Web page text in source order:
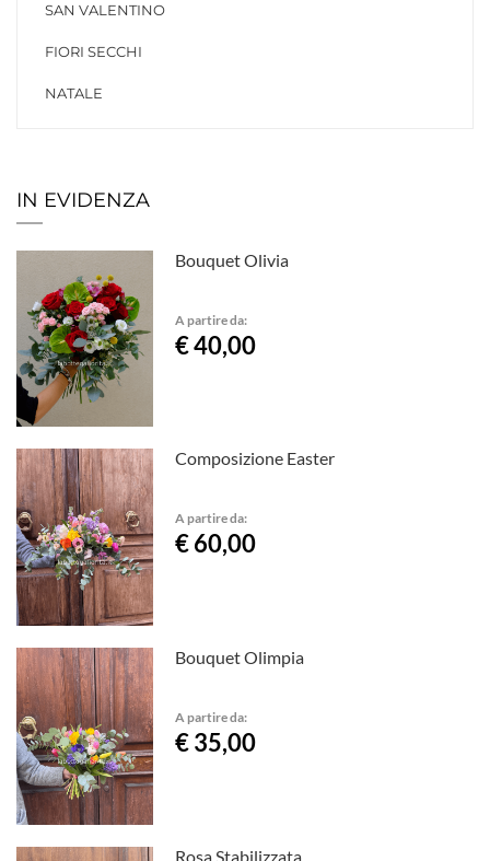
SAN VALENTINO
FIORI SECCHI
NATALE
IN EVIDENZA
Bouquet Olivia
A partire da:
€ 40,00
Composizione Easter
A partire da:
€ 60,00
Bouquet Olimpia
A partire da:
€ 35,00
Rosa Stabilizzata